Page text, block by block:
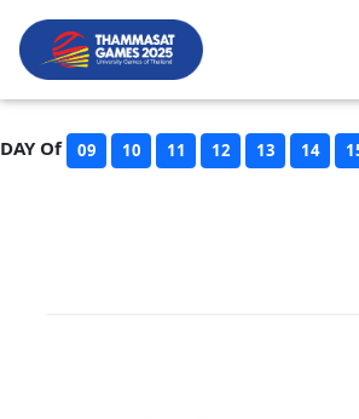
DAY Of 09 10 11 12 13 14